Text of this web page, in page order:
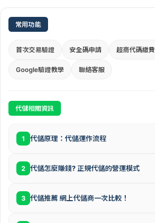
常用功能
首次交易驗證 安全碼申請 超商代碼繳費
Google驗證教學 聯絡客服
代儲相關資訊
1 代儲原理：代儲運作流程
2 代儲怎麼賺錢? 正規代儲的營運模式
3 代儲推薦 網上代儲商一次比較！